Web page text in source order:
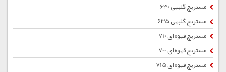
مستربچ گلبهی 630
مستربچ گلبهی 635
مستربچ قهوه ای 710
مستربچ قهوه ای 700
مستربچ قهوه ای 715